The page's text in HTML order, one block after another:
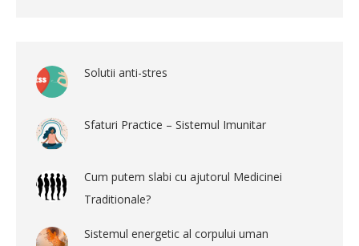
Solutii anti-stres
Sfaturi Practice – Sistemul Imunitar
Cum putem slabi cu ajutorul Medicinei
Traditionale?
Sistemul energetic al corpului uman